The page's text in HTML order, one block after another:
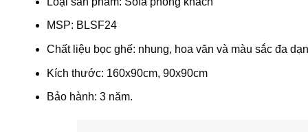
MSP: BLSF24
Chất liệu bọc ghế: nhung, hoa văn và màu sắc đa
Kích thước: 160x90cm, 90x90cm
Bảo hành: 3 năm.